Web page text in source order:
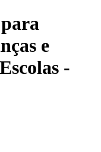
e
-